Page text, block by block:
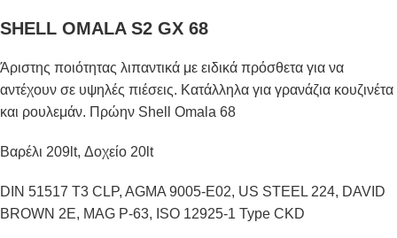
SHELL OMALA S2 GX 68
Άριστης ποιότητας λιπαντικά με ειδικά πρόσθετα για να
αντέχουν σε υψηλές πιέσεις. Κατάλληλα για γρανάζια κουζινέτα
και ρουλεμάν. Πρώην Shell Omala 68
Βαρέλι 209lt, Δοχείο 20lt
DIN 51517 T3 CLP, AGMA 9005-E02, US STEEL 224, DAVID
BROWN 2E, MAG P-63, ISO 12925-1 Type CKD